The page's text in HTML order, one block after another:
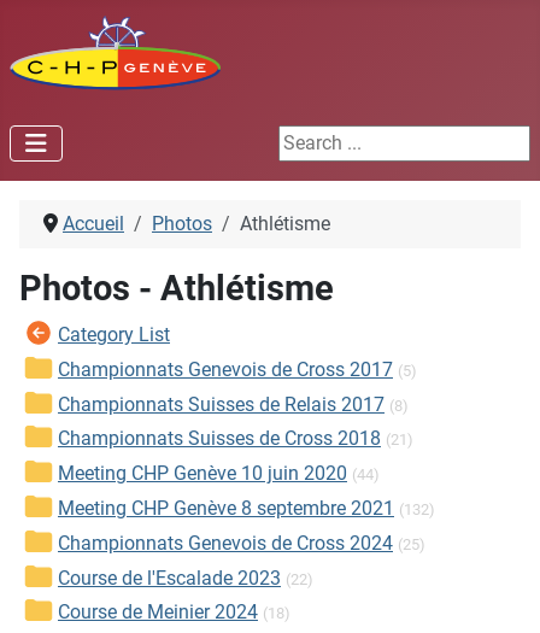
Search ...
Accueil Photos Athlétisme
Photos - Athlétisme
Category List
Championnats Genevois de Cross 2017 (5)
Championnats Suisses de Relais 2017 (8)
Championnats Suisses de Cross 2018 (21)
Meeting CHP Genève 10 juin 2020 (44)
Meeting CHP Genève 8 septembre 2021 (132)
Championnats Genevois de Cross 2024 (25)
Course de l'Escalade 2023 (22)
Course de Meinier 2024 (18)